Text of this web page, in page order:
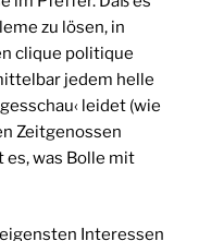
zu lösen, in
clique politique
jedem helle
leidet (wie
Zeitgenossen
was Bolle mit
Interessen